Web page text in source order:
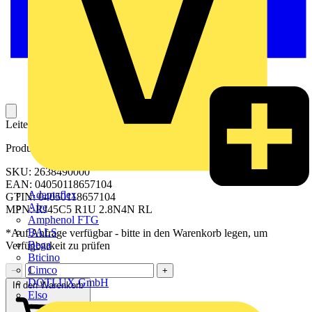
Adaptaflex
Alre
Amphenol FTG
BALS
Bega
Bticino
Cimco
DOTLUX GmbH
Elso
Leiterplattensteckverbinder für modulare RJ45-Datenleitungen
Produktkennzeichen
SKU: 2638490000
EAN: 04050118657104
GTIN: 04050118657104
MPN: RJ45C5 R1U 2.8N4N RL
*Auf Anfrage verfügbar - bitte in den Warenkorb legen, um
Verfügbarkeit zu prüfen
−
+
In den Warenkorb